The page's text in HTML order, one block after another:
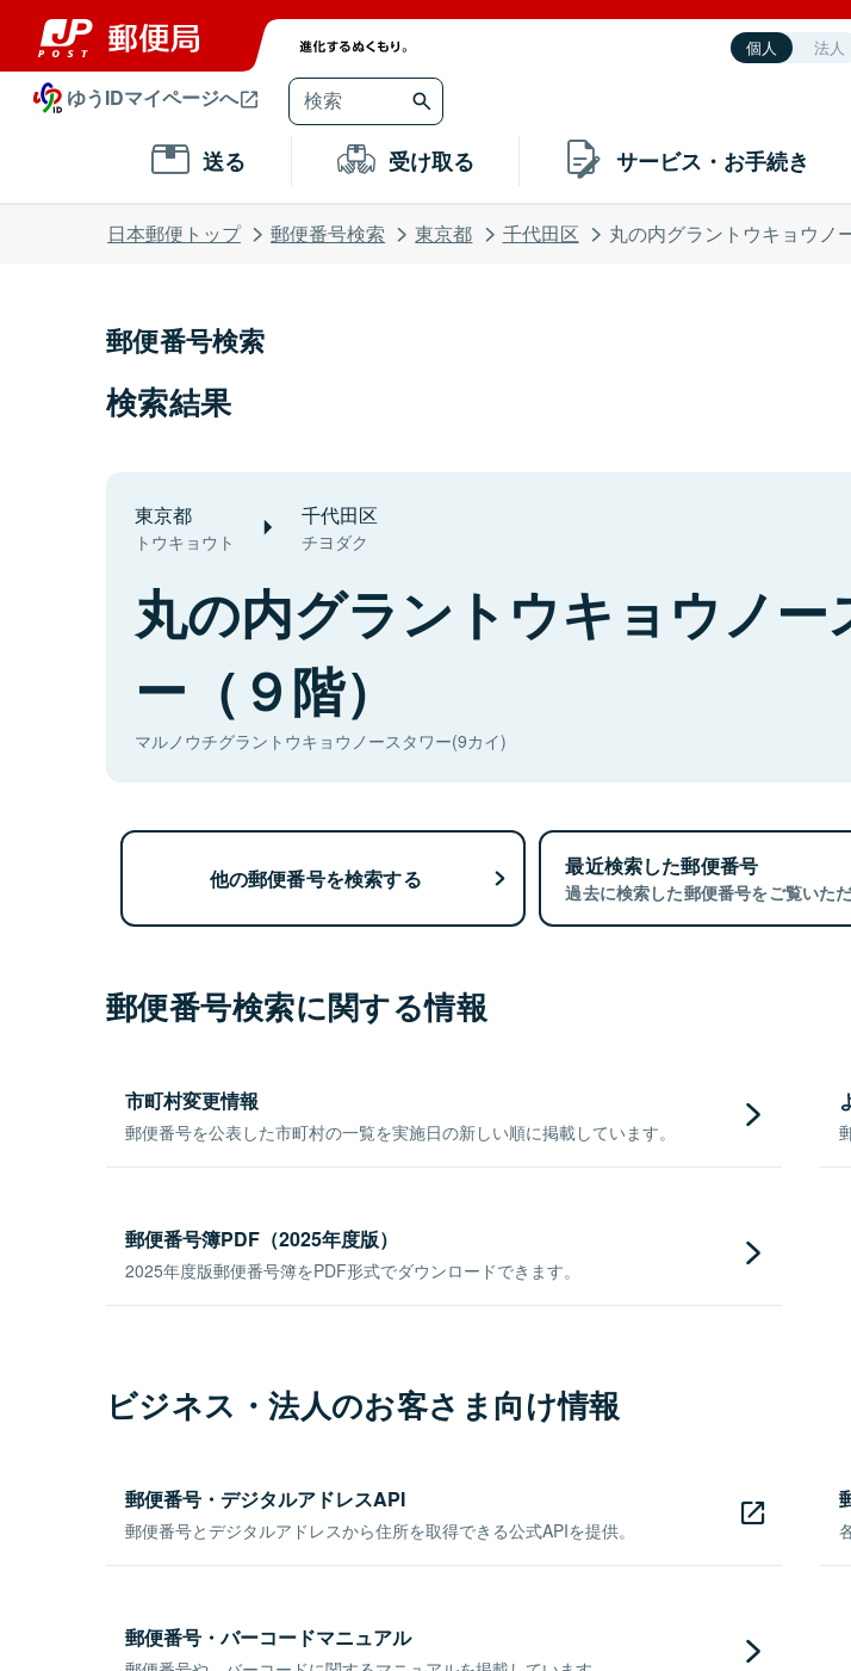
個人 法人
ゆうIDマイページへ
送る 受け取る サービス・お手続き
日本郵便トップ 郵便番号検索 東京都 千代田区 丸の内グラントウキョウノ
郵便番号検索
検索結果
東京都
トウキョウト
千代田区
チヨダク
丸の内グラントウキョウノー
ー（９階）
マルノウチグラントウキョウノースタワー(9カイ)
他の郵便番号を検索する 最近検索した郵便番号
過去に検索した郵便番号をご覧いただ
郵便番号検索に関する情報
市町村変更情報
郵便番号を公表した市町村の一覧を実施日の新しい順に掲載しています。
郵便番号簿PDF（2025年度版）
2025年度版郵便番号簿をPDF形式でダウンロードできます。
ビジネス・法人のお客さま向け情報
郵便番号・デジタルアドレスAPI
郵便番号とデジタルアドレスから住所を取得できる公式APIを提供。
郵便番号・バーコードマニュアル